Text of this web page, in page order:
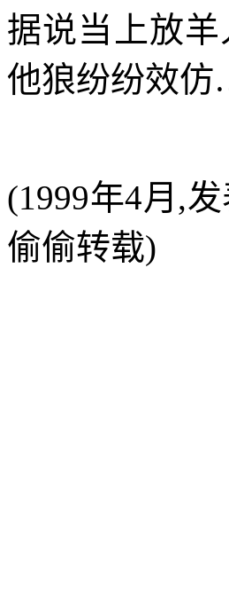
据说当上放
他狼纷纷效仿
(1999年4月,
偷偷转载)